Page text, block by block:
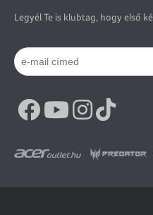
Legyél Te is klubtag, hogy első